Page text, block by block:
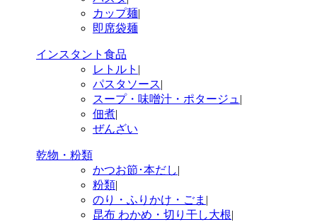
カップ麺|
即席袋麺
インスタント食品
レトルト |
パスタソース|
スープ・味噌汁・ポタージュ |
佃煮|
ぜんざい
乾物・粉類
かつお節･本だし|
粉類|
のり・ふりかけ・ごま |
昆布 わかめ・切り干し大根|